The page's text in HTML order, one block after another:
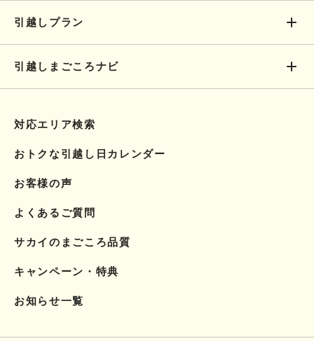
引越しプラン
引越しまごころナビ
対応エリア検索
おトクな引越し日カレンダー
お客様の声
よくあるご質問
サカイのまごころ品質
キャンペーン・特典
お知らせ一覧